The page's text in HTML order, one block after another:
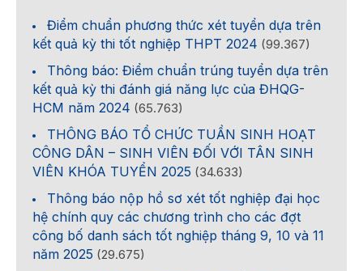
Điểm chuẩn phương thức xét tuyển dựa trên
kết quả kỳ thi tốt nghiệp THPT 2024 (99.367)
Thông báo: Điểm chuẩn trúng tuyển dựa trên
kết quả kỳ thi đánh giá năng lực của ĐHQG-
HCM năm 2024 (65.763)
THÔNG BÁO TỔ CHỨC TUẦN SINH HOẠT
CÔNG DÂN – SINH VIÊN ĐỐI VỚI TÂN SINH
VIÊN KHÓA TUYỂN 2025 (34.633)
Thông báo nộp hồ sơ xét tốt nghiệp đại học
hệ chính quy các chương trình cho các đợt
công bố danh sách tốt nghiệp tháng 9, 10 và 11
năm 2025 (29.675)